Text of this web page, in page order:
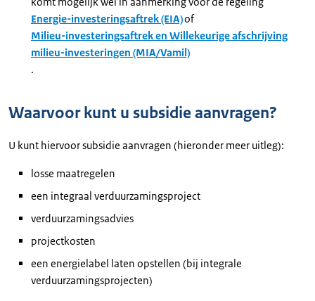
Energie-investeringsaftrek (EIA)of
Milieu-investeringsaftrek en Willekeurige afschrijving
milieu-investeringen (MIA/Vamil)
.
Waarvoor kunt u subsidie aanvragen?
U kunt hiervoor subsidie aanvragen (hieronder meer uitleg):
losse maatregelen
een integraal verduurzamingsproject
verduurzamingsadvies
projectkosten
een energielabel laten opstellen (bij integrale
verduurzamingsprojecten)